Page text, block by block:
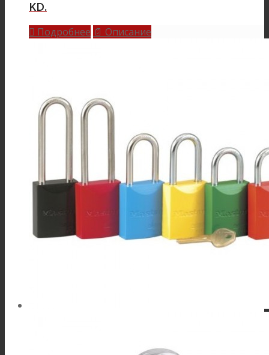
KD.
 Подробнее 📄 Описание